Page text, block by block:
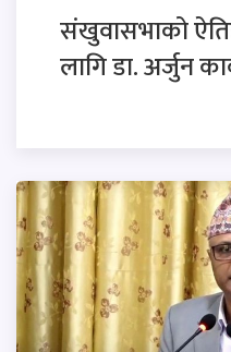
संखुवासभाको
लागि डा. अर्जुन